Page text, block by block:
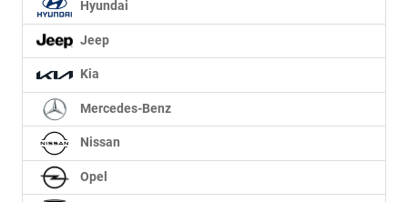
Hyundai
Jeep
Kia
Mercedes-Benz
Nissan
Opel